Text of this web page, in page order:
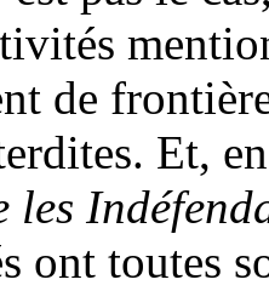
de
Et,
les
ont toutes